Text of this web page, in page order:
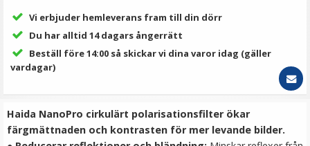
Step Up Ring 55-67mm - Gör filtergängan större
★★★★★
Vi erbjuder hemleverans fram till din dörr
Du har alltid 14 dagars ångerrätt
Beställ före 14:00 så skickar vi dina varor idag (gäller
vardagar)
Haida NanoPro cirkulärt polarisationsfilter ökar
färgmättnaden och kontrasten för mer levande bilder.